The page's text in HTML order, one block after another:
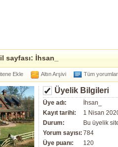
sayfası: İhsan_
Ekle Altın Arşivi Tüm yorumlar
Üyelik Bilgileri
Üye adı:
İhsan_
Kayıt tarihi:
1 Nisan
Durum:
Bu üyelik
Yorum sayısı: 784
Üye puanı:
120